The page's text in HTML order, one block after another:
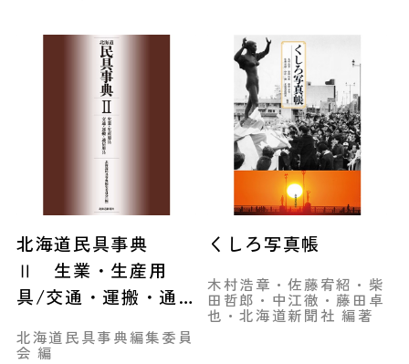
北海道民具事典
Ⅱ 生業・生産用
具/交通・運搬・通
北海道民具事典編集委員
会 編
くしろ写真帳
木村浩章・佐藤宥紹・柴
田哲郎・中江徹・藤田卓
也・北海道新聞社 編著